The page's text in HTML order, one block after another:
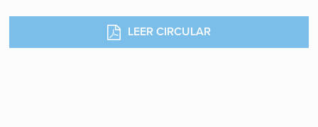
LEER CIRCULAR